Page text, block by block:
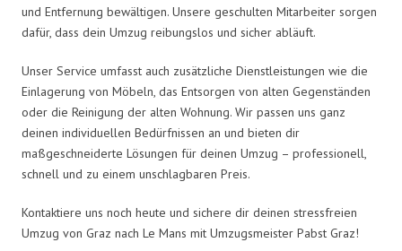
und Entfernung bewältigen. Unsere geschulten Mitarbeiter sorgen
dafür, dass dein Umzug reibungslos und sicher abläuft.
Unser Service umfasst auch zusätzliche Dienstleistungen wie die
Einlagerung von Möbeln, das Entsorgen von alten Gegenständen
oder die Reinigung der alten Wohnung. Wir passen uns ganz
deinen individuellen Bedürfnissen an und bieten dir
maßgeschneiderte Lösungen für deinen Umzug – professionell,
schnell und zu einem unschlagbaren Preis.
Kontaktiere uns noch heute und sichere dir deinen stressfreien
Umzug von Graz nach Le Mans mit Umzugsmeister Pabst Graz!